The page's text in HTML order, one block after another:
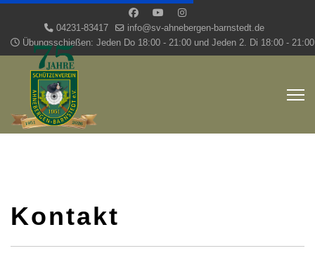
04231-83417
info@sv-ahnebergen-barnstedt.de
Übungsschießen: Jeden Do 18:00 - 21:00 und Jeden 2. Di 18:00 - 21:00
Kontakt